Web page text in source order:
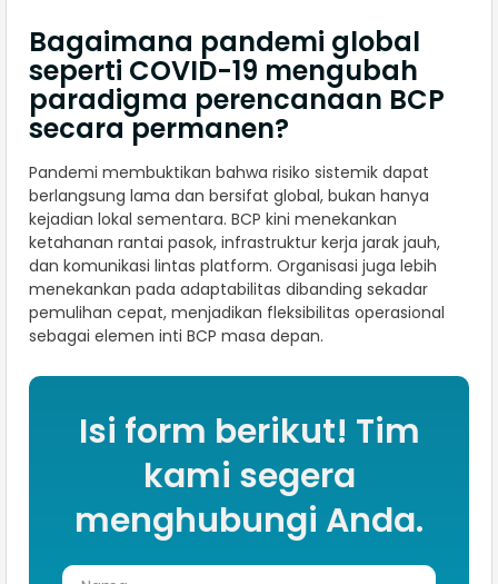
Bagaimana pandemi global
seperti COVID-19 mengubah
paradigma perencanaan BCP
secara permanen?
Pandemi membuktikan bahwa risiko sistemik dapat
berlangsung lama dan bersifat global, bukan hanya
kejadian lokal sementara. BCP kini menekankan
ketahanan rantai pasok, infrastruktur kerja jarak jauh,
dan komunikasi lintas platform. Organisasi juga lebih
menekankan pada adaptabilitas dibanding sekadar
pemulihan cepat, menjadikan fleksibilitas operasional
sebagai elemen inti BCP masa depan.
Isi form berikut! Tim
kami segera
menghubungi Anda.